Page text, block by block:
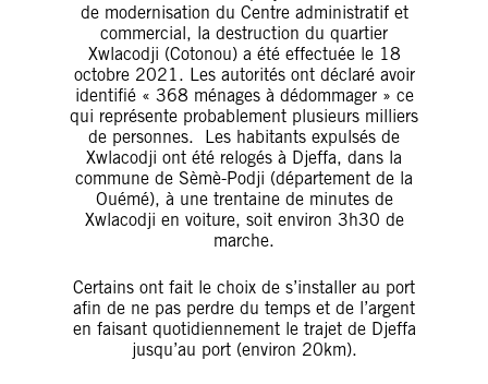
de modernisation du Centre administratif et
commercial, la destruction du quartier
Xwlacodji (Cotonou) a été effectuée le 18
octobre 2021. Les autorités ont déclaré avoir
identifié « 368 ménages à dédommager » ce
qui représente probablement plusieurs milliers
de personnes. Les habitants expulsés de
Xwlacodji ont été relogés à Djeffa, dans la
commune de Sèmè-Podji (département de la
Ouémé), à une trentaine de minutes de
Xwlacodji en voiture, soit environ 3h30 de
marche.
Certains ont fait le choix de s’installer au port
afin de ne pas perdre du temps et de l’argent
en faisant quotidiennement le trajet de Djeffa
jusqu’au port (environ 20km).